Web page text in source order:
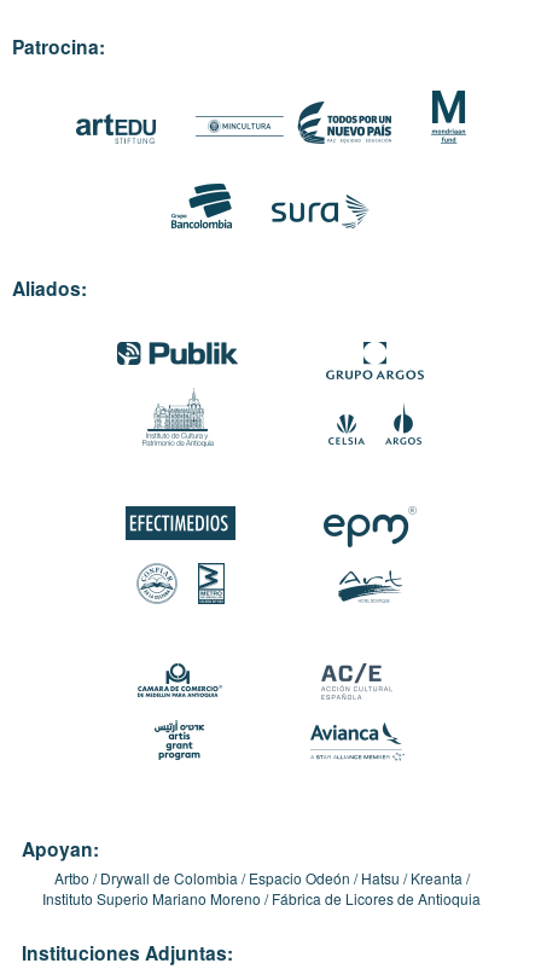
Patrocina:
Aliados:
Apoyan:
Artbo Drywall de Colombia Espacio Odeón Hatsu
Kreanta
Instituto Superio Mariano Moreno
Fábrica de Licores de Antioquia
Instituciones Adjuntas: